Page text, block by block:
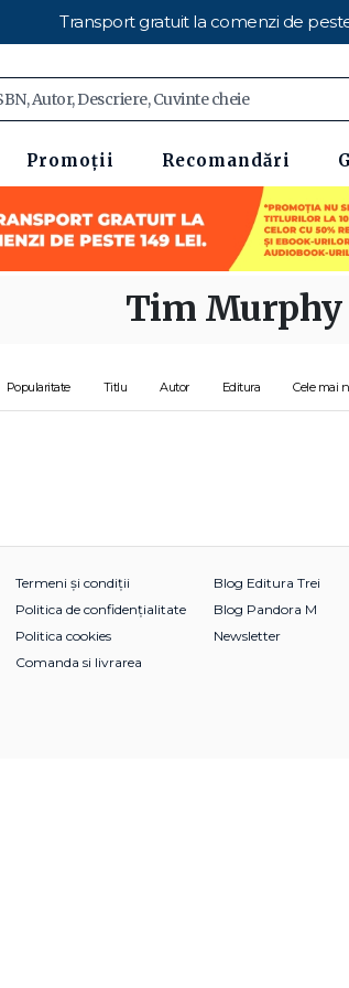
Transport gratuit la comenzi de
Promoții Recomandări
Tim Murphy
Popularitate Titlu Autor Editura Cele mai
Termeni și condiții
Politica de confidențialitate
Politica cookies
Comanda si livrarea
Blog Editura Trei
Blog Pandora M
Newsletter